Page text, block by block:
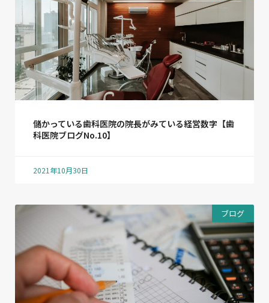
儲かっている歯科医院の院長がみている経営数字【歯
科医院ブログNo.10】
2021年10月30日
ブログ